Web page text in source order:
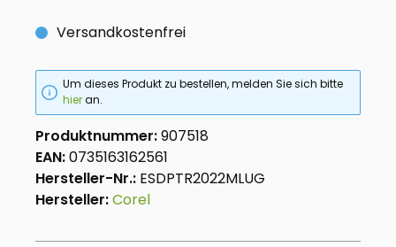
Versandkostenfrei
Um dieses Produkt zu bestellen, melden Sie sich bitte
hieran.
Produktnummer:907518
EAN:0735163162561
Hersteller-Nr.: ESDPTR2022MLUG
Hersteller:Corel